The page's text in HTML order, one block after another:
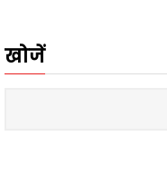
खोजें